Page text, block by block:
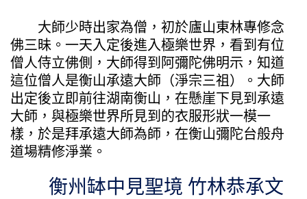
大師少時出家為僧，初於廬山東林專修念
佛三昧。一天入定後進入極樂世界，看到有位
僧人侍立佛側，大師得到阿彌陀佛明示，知道
這位僧人是衡山承遠大師（淨宗三祖）。大師
出定後立即前往湖南衡山，在懸崖下見到承遠
大師，與極樂世界所見到的衣服形狀一模一
樣，於是拜承遠大師為師，在衡山彌陀台般舟
道場精修淨業。
衡州缽中見聖境 竹林恭承文